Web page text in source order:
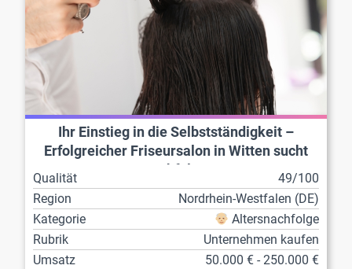
Ihr Einstieg in die Selbstständigkeit –
Erfolgreicher Friseursalon in Witten sucht
Qualität
49/100
Region
Nordrhein-Westfalen (DE)
Kategorie
Altersnachfolge
Rubrik
Unternehmen kaufen
Umsatz
50.000 € - 250.000 €